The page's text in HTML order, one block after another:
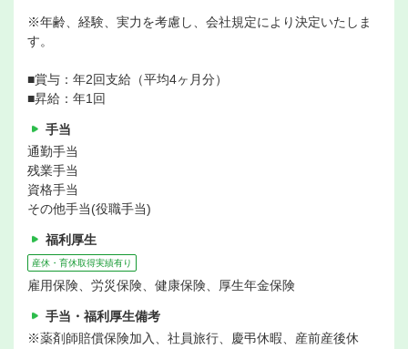
※年齢、経験、実力を考慮し、会社規定により決定いたしま
す。
■賞与：年2回支給（平均4ヶ月分）
■昇給：年1回
手当
通勤手当
残業手当
資格手当
その他手当(役職手当)
福利厚生
産休・育休取得実績有り
雇用保険、労災保険、健康保険、厚生年金保険
手当・福利厚生備考
※薬剤師賠償保険加入、社員旅行、慶弔休暇、産前産後休